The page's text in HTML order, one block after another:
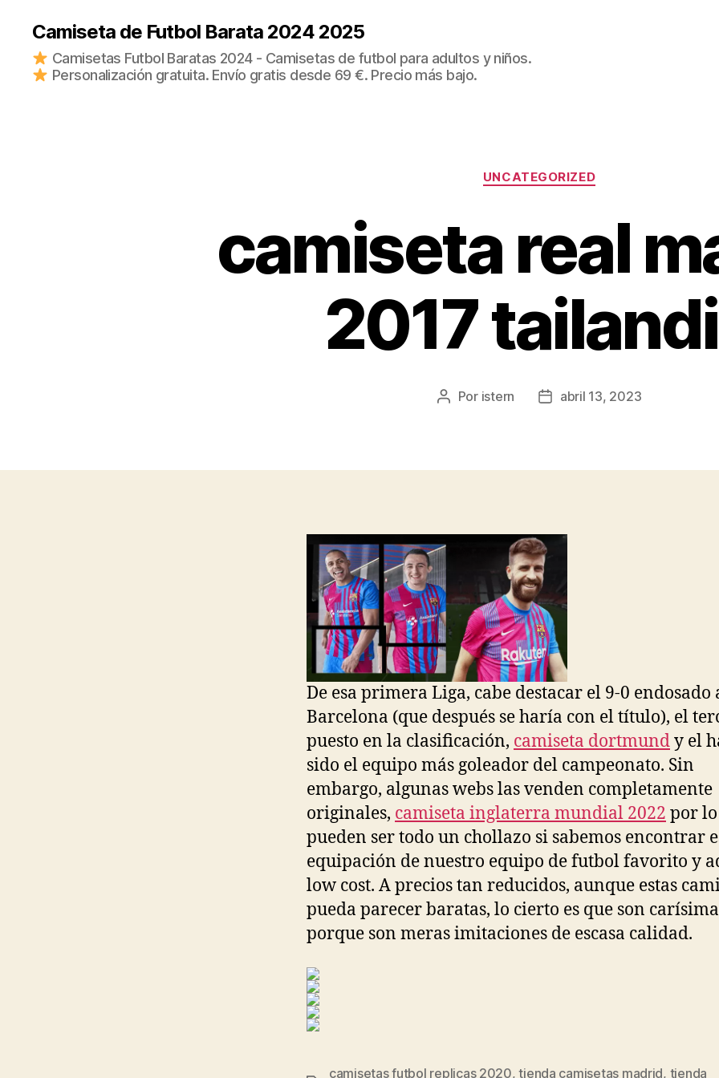
Camiseta de Futbol Barata 2024 2025
Camisetas Futbol Baratas 2024 - Camisetas de futbol para adultos y niños.
Personalización gratuita. Envío gratis desde 69 €. Precio más bajo.
Categorías
UNCATEGORIZED
camiseta real
2017
Autor
Por istern
Fechaabril 13, 2023
De esa primera Liga, cabe destacar el 9-0 endosado
Barcelona (que después se haría con el título), el
puesto en la clasificación, camiseta dortmundy el
sido el equipo más goleador del campeonato. Sin
embargo, algunas webs las venden completamente
originales, camiseta inglaterra mundial 2022 por
pueden ser todo un chollazo si sabemos encontrar
equipación de nuestro equipo de futbol favorito y
low cost. A precios tan reducidos, aunque estas
pueda parecer baratas, lo cierto es que son
porque son meras imitaciones de escasa calidad.
camisetas futbol replicas 2020,tienda camisetas madrid, tienda